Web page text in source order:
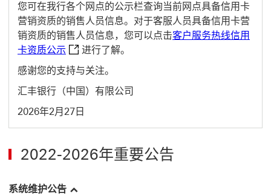
您可在我行各个网点的公示栏查询当前网点具备信用卡
营销资质的销售人员信息。对于客服人员具备信用卡营
销资质的销售人员信息，您可以点击客户服务热线信用
卡资质公示 客户服务热线信用卡资质公示 This link will
进行了解。
感谢您的支持与关注。
汇丰银行（中国）有限公司
2026年2月27日
2022-2026年重要公告
系统维护公告